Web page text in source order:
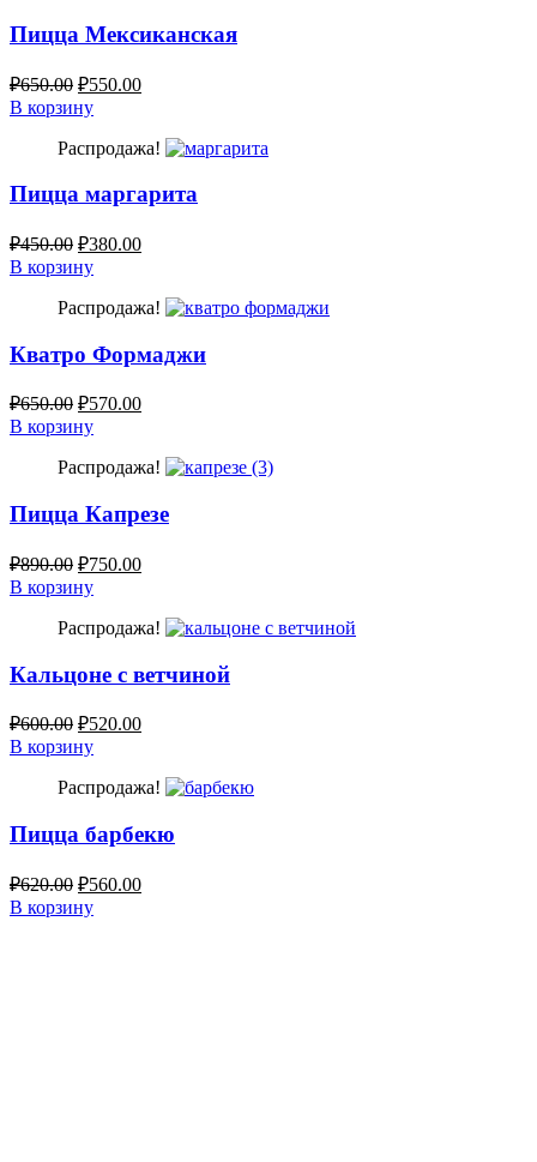
Пицца Мексиканская
₽650.00 ₽550.00
В корзину
Распродажа!
Пицца маргарита
₽450.00 ₽380.00
В корзину
Распродажа!
Кватро Формаджи
₽650.00 ₽570.00
В корзину
Распродажа!
Пицца Капрезе
₽890.00 ₽750.00
В корзину
Распродажа!
Кальцоне с ветчиной
₽600.00 ₽520.00
В корзину
Распродажа!
Пицца барбекю
₽620.00 ₽560.00
В корзину